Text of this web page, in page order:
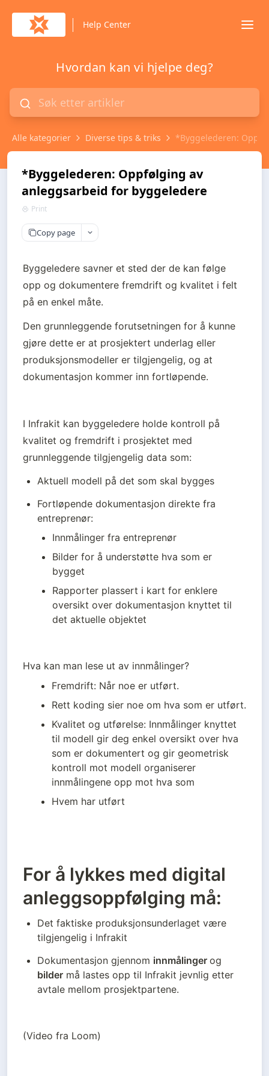
Help Center
Hvordan kan vi hjelpe deg?
Alle kategorier Diverse tips & triks *Byggelederen:
*Byggelederen: Oppfølging av
anleggsarbeid for byggeledere
Print
Copy page
Byggeledere savner et sted der de kan følge
opp og dokumentere fremdrift og kvalitet i felt
på en enkel måte.
Den grunnleggende forutsetningen for å kunne
gjøre dette er at prosjektert underlag eller
produksjonsmodeller er tilgjengelig, og at
dokumentasjon kommer inn fortløpende.
I Infrakit kan byggeledere holde kontroll på
kvalitet og fremdrift i prosjektet med
grunnleggende tilgjengelig data som:
Aktuell modell på det som skal bygges
Fortløpende dokumentasjon direkte fra
entreprenør:
Innmålinger fra entreprenør
Bilder for å understøtte hva som er
bygget
Rapporter plassert i kart for enklere
oversikt over dokumentasjon knyttet til
det aktuelle objektet
Hva kan man lese ut av innmålinger?
Fremdrift: Når noe er utført.
Kvalitet og utførelse: Innmålinger knyttet
til modell gir deg enkel oversikt over hva
som er dokumentert og gir geometrisk
kontroll mot modell organiserer
innmålingene opp mot hva som
Hvem har utført
For å lykkes med digital
anleggsoppfølging må:
Det faktiske produksjonsunderlaget være
tilgjengelig i Infrakit
Dokumentasjon gjennom innmålinger
bilder må lastes opp til Infrakit jevnlig etter
avtale mellom prosjektpartene.
(Video fra Loom)